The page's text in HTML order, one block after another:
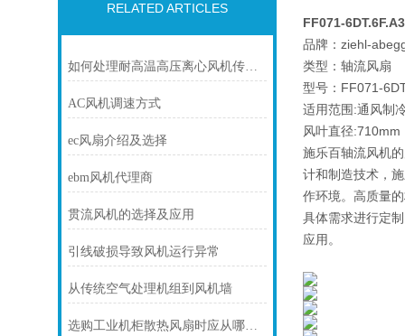
RELATED ARTICLES
如何处理耐高温高压离心风机传动部位磨损的情况？
AC风机调速方式
ec风扇介绍及选择
ebm风机代理商
贯流风机的选择及应用
引线破损导致风机运行异常
从传统空气处理机组到风机墙
选购工业机柜散热风扇时应从哪几方面考虑？
FF071-
品牌：ziehl-
类型：轴流风扇
型号：FF071-
适用范围:通风制
风叶直径:710mm
施乐百轴流风机
计和制造技术，
作环境。高质量
具体需求进行定
应用。